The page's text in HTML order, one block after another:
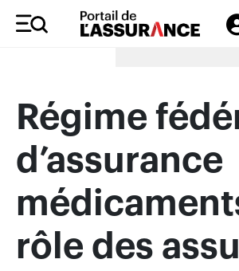
Merci à nos annonceurs
Régime
d’assurance
rôle des